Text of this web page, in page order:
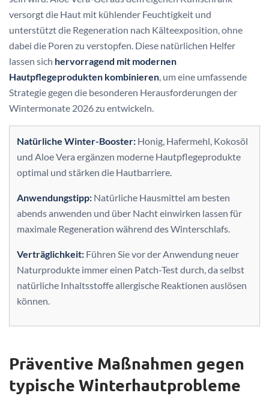
versorgt die Haut mit kühlender Feuchtigkeit und
unterstützt die Regeneration nach Kälteexposition, ohne
dabei die Poren zu verstopfen. Diese natürlichen Helfer
lassen sich hervorragend mit modernen
Hautpflegeprodukten kombinieren , um eine umfassende
Strategie gegen die besonderen Herausforderungen der
Wintermonate 2026 zu entwickeln.
Natürliche Winter-Booster: Honig, Hafermehl, Kokosöl
und Aloe Vera ergänzen moderne Hautpflegeprodukte
optimal und stärken die Hautbarriere.
Anwendungstipp: Natürliche Hausmittel am besten
abends anwenden und über Nacht einwirken lassen für
maximale Regeneration während des Winterschlafs.
Verträglichkeit: Führen Sie vor der Anwendung neuer
Naturprodukte immer einen Patch-Test durch, da selbst
natürliche Inhaltsstoffe allergische Reaktionen auslösen
können.
Präventive Maßnahmen gegen
typische Winterhautprobleme